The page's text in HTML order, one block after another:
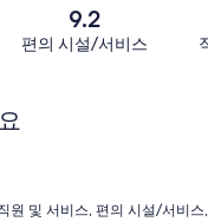
9.2
편의 시설/서비스
원 및 서비스, 편의 시설/서비